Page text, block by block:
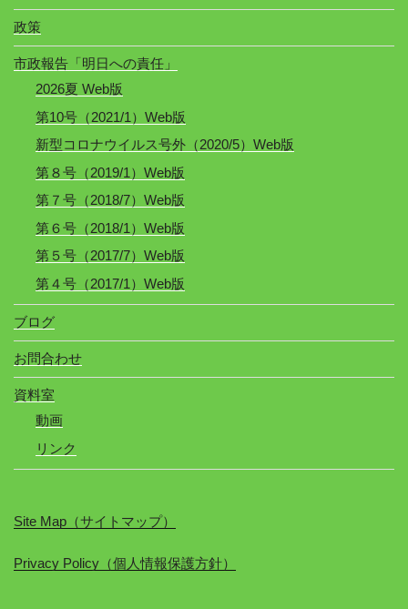
政策
市政報告「明日への責任」
2026夏 Web版
第10号（2021/1）Web版
新型コロナウイルス号外（2020/5）Web版
第８号（2019/1）Web版
第７号（2018/7）Web版
第６号（2018/1）Web版
第５号（2017/7）Web版
第４号（2017/1）Web版
ブログ
お問合わせ
資料室
動画
リンク
Site Map（サイトマップ）
Privacy Policy（個人情報保護方針）